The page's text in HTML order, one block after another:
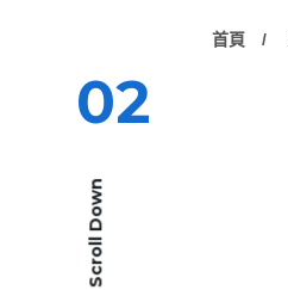
02
首頁
Scroll Down